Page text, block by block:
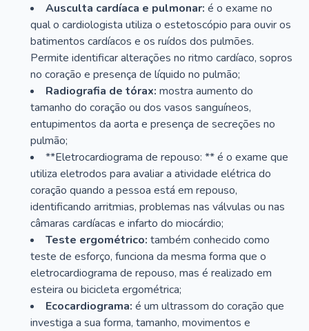
Ausculta cardíaca e pulmonar: é o exame no
qual o cardiologista utiliza o estetoscópio para ouvir os
batimentos cardíacos e os ruídos dos pulmões.
Permite identificar alterações no ritmo cardíaco, sopros
no coração e presença de líquido no pulmão;
Radiografia de tórax: mostra aumento do
tamanho do coração ou dos vasos sanguíneos,
entupimentos da aorta e presença de secreções no
pulmão;
**Eletrocardiograma de repouso: ** é o exame que
utiliza eletrodos para avaliar a atividade elétrica do
coração quando a pessoa está em repouso,
identificando arritmias, problemas nas válvulas ou nas
câmaras cardíacas e infarto do miocárdio;
Teste ergométrico: também conhecido como
teste de esforço, funciona da mesma forma que o
eletrocardiograma de repouso, mas é realizado em
esteira ou bicicleta ergométrica;
Ecocardiograma: é um ultrassom do coração que
investiga a sua forma, tamanho, movimentos e